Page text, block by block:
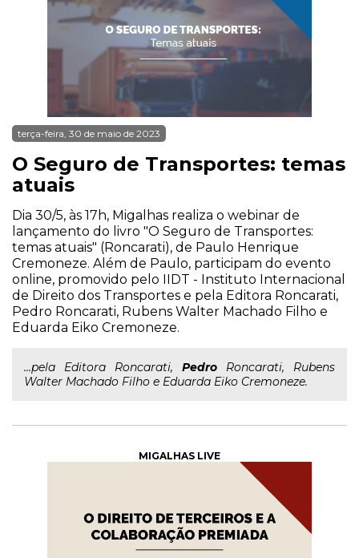
terça-feira, 30 de maio de 2023
O Seguro de Transportes: temas
atuais
Dia 30/5, às 17h, Migalhas realiza o webinar de
lançamento do livro "O Seguro de Transportes:
temas atuais" (Roncarati), de Paulo Henrique
Cremoneze. Além de Paulo, participam do evento
online, promovido pelo IIDT - Instituto Internacional
de Direito dos Transportes e pela Editora Roncarati,
Pedro Roncarati, Rubens Walter Machado Filho e
Eduarda Eiko Cremoneze.
...pela Editora Roncarati, Pedro Roncarati, Rubens
Walter Machado Filho e Eduarda Eiko Cremoneze.
MIGALHAS LIVE